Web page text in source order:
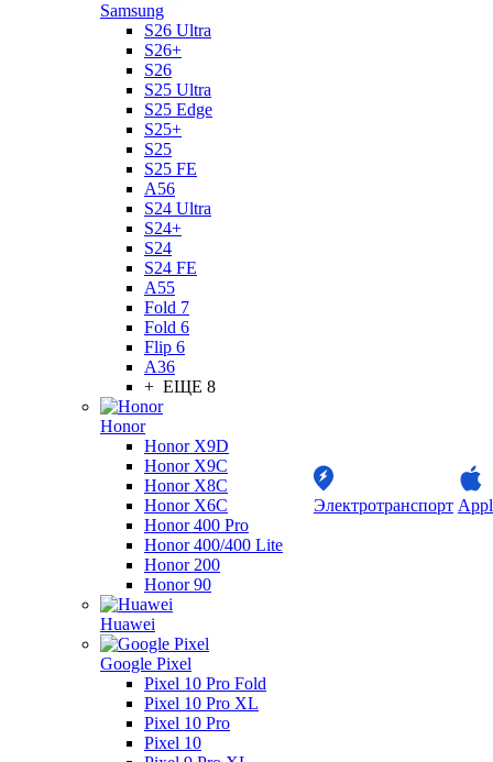
Samsung
S26 Ultra
S26+
S26
S25 Ultra
S25 Edge
S25+
S25
S25 FE
A56
S24 Ultra
S24+
S24
S24 FE
A55
Fold 7
Fold 6
Flip 6
A36
+ ЕЩЕ 8
Honor
Honor X9D
Honor X9C
Honor X8C
Honor X6C
Honor 400 Pro
Honor 400/400 Lite
Honor 200
Honor 90
Huawei
Google Pixel
Pixel 10 Pro Fold
Pixel 10 Pro XL
Pixel 10 Pro
Pixel 10
Электротранспорт